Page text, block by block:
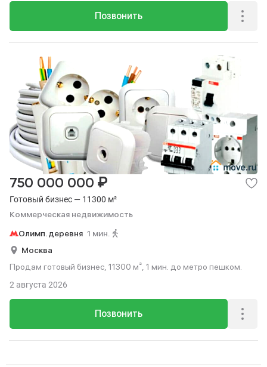
Позвонить
Готовый бизнес — 11300 м²
Коммерческая недвижимость
750 000 000 ₽
Олимп. деревня 1 мин.
Москва
Продам готовый бизнес, 11300 м², 1 мин. до метро пешком.
Позвонить
2 августа 2026